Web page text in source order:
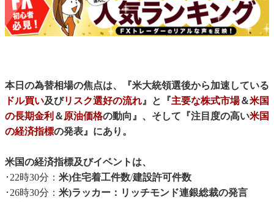
本日の為替相場の焦点は、『米大統領選後から加速している
ドル買い及びリスク選好の流れ』と『主要な株式市場＆米国
の長期金利 ＆原油価格の動向』、そして『注目度の高い米国
の経済指標の発表』にあり。
米国の経済指標及びイベントは、
･22時30分： 米)住宅着工件数/建設許可件数
･26時30分： 米)ラッカー：リッチモンド連銀総裁の発言